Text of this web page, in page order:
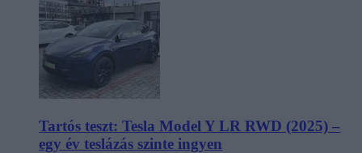
Tartós teszt: Tesla Model Y LR RWD (2025) –
egy év teslázás szinte ingyen